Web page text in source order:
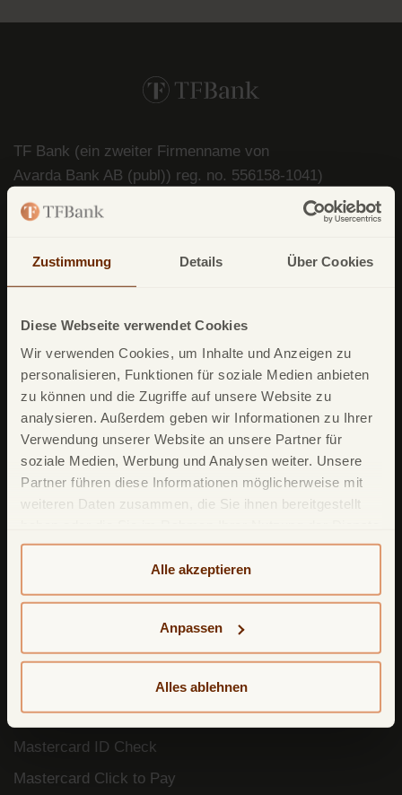
Zustimmung Details Über Cookies
Diese Webseite verwendet Cookies
Wir verwenden Cookies, um Inhalte und Anzeigen zu
personalisieren, Funktionen für soziale Medien anbieten
zu können und die Zugriffe auf unsere Website zu
analysieren. Außerdem geben wir Informationen zu Ihrer
Verwendung unserer Website an unsere Partner für
soziale Medien, Werbung und Analysen weiter. Unsere
Partner führen diese Informationen möglicherweise mit
weiteren Daten zusammen, die Sie ihnen bereitgestellt
gesammelt haben. Weitere detailliertere Informationen
finden Sie in unsererDatenschutzerklärung
Cookie-Policy. Das Impressum können Siehier
Alle akzeptieren
Anpassen
Alles ablehnen
TF Bank (ein zweiter Firmenname von
Avarda Bank AB (publ)) reg. no. 556158-1041)
Postfach11 02 28
Deutschland
Unsere Produkte
TF Mastercard Gold
TF Bank Tagesgeld
TF Bank Festgeld
Leistungsumfang
Google Pay
Freunde werben Freunde
Mastercard ID Check
Mastercard Click to Pay